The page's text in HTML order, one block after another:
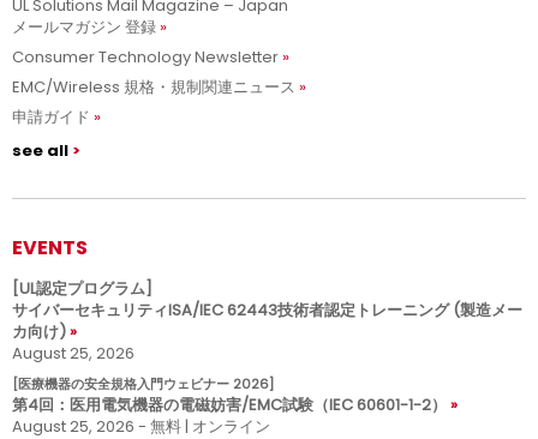
UL Solutions Mail Magazine – Japan
メールマガジン 登録
Consumer Technology Newsletter
EMC/Wireless 規格・規制関連ニュース
申請ガイド
see all
EVENTS
[UL認定プログラム]
サイバーセキュリティISA/IEC 62443技術者認定トレーニング (製造メー
カ向け)
August 25, 2026
[医療機器の安全規格入門ウェビナー 2026]
第4回：医用電気機器の電磁妨害/EMC試験（IEC 60601-1-2）
August 25, 2026 - 無料 | オンライン